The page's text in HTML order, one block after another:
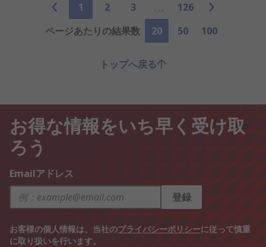
1 2 3
126
ページあたりの結果数
20 50 100
トップへ戻る
お得な情報をいち早く受け取
ろう
Emailアドレス
登録
お客様の個人情報は、当社のプライバシーポリシーに従って慎重
に取り扱いを行います。